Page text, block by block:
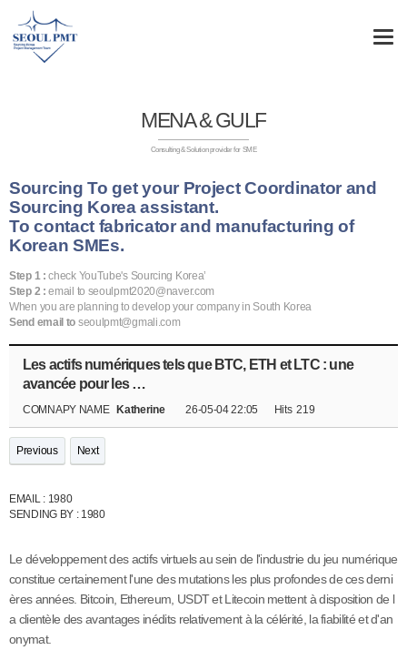
MENA & GULF
Consulting & Solution provider for SME
Sourcing To get your Project Coordinator and
Sourcing Korea assistant.
To contact fabricator and manufacturing of
Korean SMEs.
Step 1 :check YouTube's Sourcing Korea’
Step 2 : email to seoulpmt2020@naver.com
When you are planning to develop your company in South Korea
Send email to seoulpmt@gmali.com
Les actifs numériques tels que BTC, ETH et LTC : une
avancée pour les …
COMNAPY NAME Katherine 26-05-04 22:05 Hits 219
Previous Next
EMAIL : 1980
SENDING BY : 1980
Le développement des actifs virtuels au sein de l'industrie du jeu numérique
constitue certainement l'une des mutations les plus profondes de ces derni
ères années. Bitcoin, Ethereum, USDT et Litecoin mettent à disposition de l
a clientèle des avantages inédits relativement à la célérité, la fiabilité et d'an
onymat.